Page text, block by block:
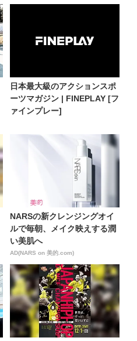
日本最大級のアクションスポ
ーツマガジン | FINEPLAY [フ
ァインプレー]
NARSの新クレンジングオイ
ルで毎朝、メイク映えする潤
い美肌へ
AD(NARS on 美的.com)